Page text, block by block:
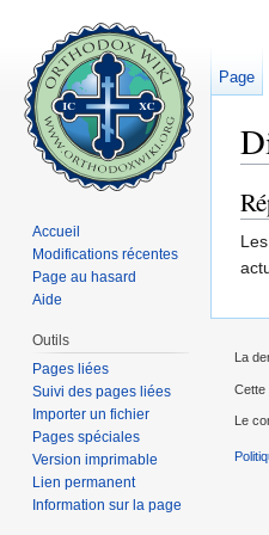
Page
Accueil
Modifications récentes
Page au hasard
Aide
Outils
Pages liées
Suivi des pages liées
Importer un fichier
Pages spéciales
Version imprimable
Lien permanent
Information sur la page
La
Cette
Le